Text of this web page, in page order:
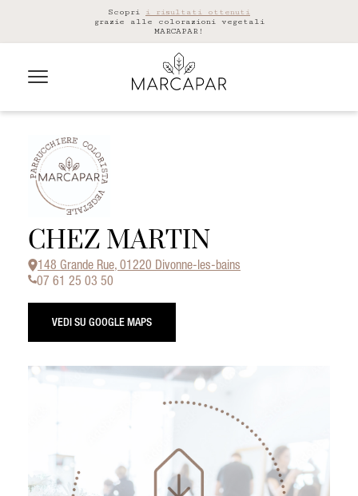
Scopri i risultati ottenuti
grazie alle colorazioni vegetali
MARCAPAR!
CHEZ MARTIN
148 Grande Rue, 01220 Divonne-les-bains
07 61 25 03 50
VEDI SU GOOGLE MAPS